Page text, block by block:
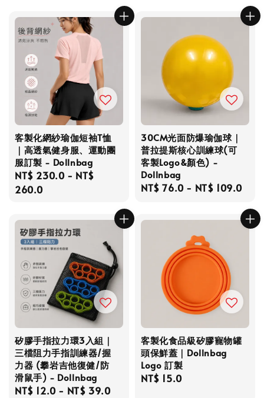
客製化網紗瑜伽短袖T恤
｜高透氣健身服、運動團
服訂製 - Dollnbag
Regular
price
NT$ 230.0 - NT$
260.0
30CM光面防爆瑜伽球｜
普拉提斯核心訓練球(可
客製Logo&顏色) -
Dollnbag
Regular
NT$ 76.0 - NT$ 109.0
矽膠手指拉力環3入組｜
三檔阻力手指訓練器/握
力器 (攀岩吉他復健/防
滑鼠手) - Dollnbag
Regular
NT$ 12.0 - NT$ 39.0
客製化食品級矽膠寵物罐
頭保鮮蓋｜Dollnbag
Logo 訂製
Regular
NT$ 15.0